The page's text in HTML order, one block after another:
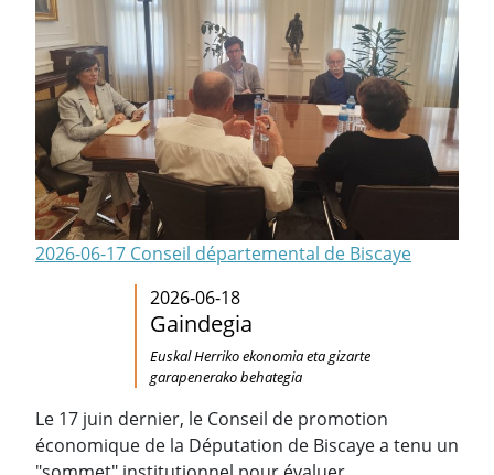
2026-06-17 Conseil départemental de Biscaye
2026-06-18
Gaindegia
Euskal Herriko ekonomia eta gizarte
garapenerako behategia
Le 17 juin dernier, le Conseil de promotion
économique de la Députation de Biscaye a tenu un